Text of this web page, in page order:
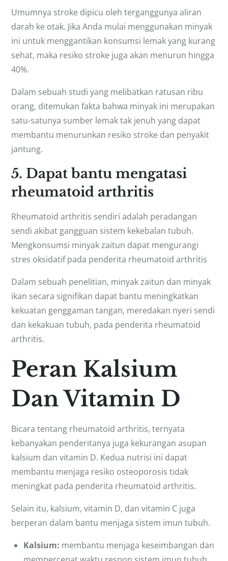
Umumnya stroke dipicu oleh terganggunya aliran
darah ke otak. Jika Anda mulai menggunakan minyak
ini untuk menggantikan konsumsi lemak yang kurang
sehat, maka resiko stroke juga akan menurun hingga
40%.
Dalam sebuah studi yang melibatkan ratusan ribu
orang, ditemukan fakta bahwa minyak ini merupakan
satu-satunya sumber lemak tak jenuh yang dapat
membantu menurunkan resiko stroke dan penyakit
jantung.
5. Dapat bantu mengatasi
rheumatoid arthritis
Rheumatoid arthritis sendiri adalah peradangan
sendi akibat gangguan sistem kekebalan tubuh.
Mengkonsumsi minyak zaitun dapat mengurangi
stres oksidatif pada penderita rheumatoid arthritis
Dalam sebuah penelitian, minyak zaitun dan minyak
ikan secara signifikan dapat bantu meningkatkan
kekuatan genggaman tangan, meredakan nyeri sendi
dan kekakuan tubuh, pada penderita rheumatoid
arthritis.
Peran Kalsium
Dan Vitamin D
Bicara tentang rheumatoid arthritis, ternyata
kebanyakan penderitanya juga kekurangan asupan
kalsium dan vitamin D. Kedua nutrisi ini dapat
membantu menjaga resiko osteoporosis tidak
meningkat pada penderita rheumatoid arthritis.
Selain itu, kalsium, vitamin D, dan vitamin C juga
berperan dalam bantu menjaga sistem imun tubuh.
Kalsium: membantu menjaga keseimbangan dan